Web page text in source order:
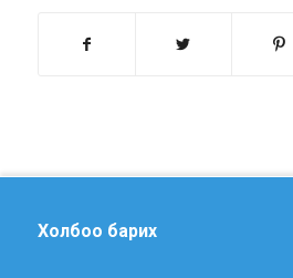
Холбоо барих